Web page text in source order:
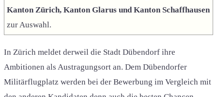
Kanton Zürich, Kanton Glarus und Kanton Schaffhausen
zur Auswahl.
In Zürich meldet derweil die Stadt Dübendorf ihre
Ambitionen als Austragungsort an. Dem Dübendorfer
Militärflugplatz werden bei der Bewerbung im Vergleich mit